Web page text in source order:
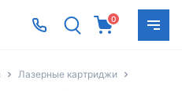
0
Лазерные картриджи